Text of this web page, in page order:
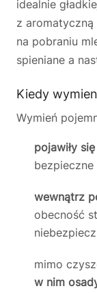
idealnie
z aromatyczną
na pobraniu
spieniane a
Kiedy
Wymień
pojawiły
wewnątrz
obecność
mimo
w nim